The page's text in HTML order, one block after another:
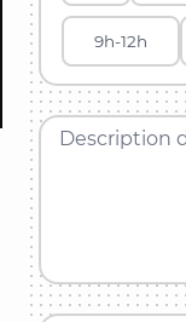
9h-12h
Description